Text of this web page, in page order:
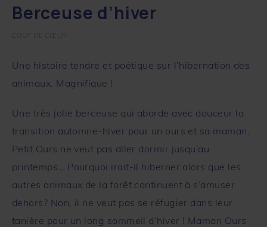
Berceuse d’hiver
Une histoire tendre et poétique sur l’hibernation des
animaux. Magnifique !
Une très jolie berceuse qui aborde avec douceur la
transition automne-hiver pour un ours et sa maman.
Petit Ours ne veut pas aller dormir jusqu’au
printemps… Pourquoi irait-il hiberner alors que les
autres animaux de la forêt continuent à s’amuser
dehors? Non, il ne veut pas se réfugier dans leur
tanière pour un long sommeil d’hiver ! Maman Ours